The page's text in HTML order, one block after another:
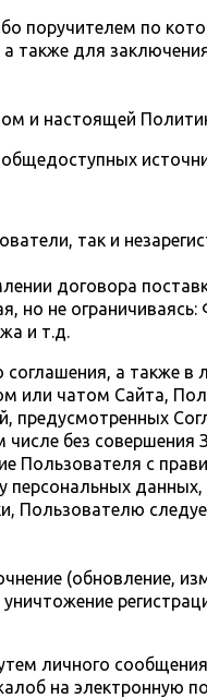
поручителем по
также для
и настоящей
так и
договора
но не
и т.д.
а также
или чатом Сайта,
предусмотренных
без совершения
Пользователя с
Пользователю
(обновление,
личного
на электронную